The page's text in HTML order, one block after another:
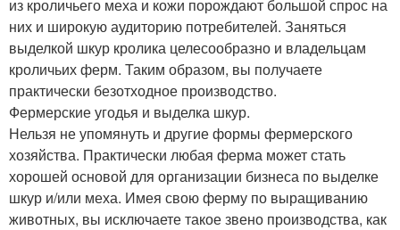
из кроличьего меха и кожи порождают большой спрос на
них и широкую аудиторию потребителей. Заняться
выделкой шкур кролика целесообразно и владельцам
кроличьих ферм. Таким образом, вы получаете
практически безотходное производство.
Фермерские угодья и выделка шкур.
Нельзя не упомянуть и другие формы фермерского
хозяйства. Практически любая ферма может стать
хорошей основой для организации бизнеса по выделке
шкур и/или меха. Имея свою ферму по выращиванию
животных, вы исключаете такое звено производства, как